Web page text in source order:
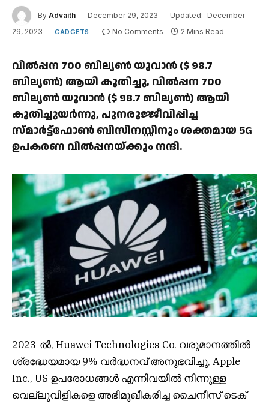
By Advaith December 29, 2023 Updated: December
29, 2023
GADGETS No Comments 2 Mins Read
വിൽപ്പന 700 ബില്യൺ യുവാൻ ($ 98.7
ബില്യൺ) ആയി കുതിച്ചു, വിൽപ്പന 700
ബില്യൺ യുവാൻ ($ 98.7 ബില്യൺ) ആയി
കുതിച്ചുയർന്നു, പുനരുജ്ജീവിപ്പിച്ച
സ്മാർട്ട്‌ഫോൺ ബിസിനസ്സിനും ശക്തമായ 5G
ഉപകരണ വിൽപ്പനയ്ക്കും നന്ദി.
2023-ൽ, Huawei Technologies Co. വരുമാനത്തിൽ
ശ്രദ്ധേയമായ 9% വർദ്ധനവ് അനുഭവിച്ചു, Apple
Inc., US ഉപരോധങ്ങൾ എന്നിവയിൽ നിന്നുള്ള
വെല്ലുവിളികളെ അഭിമുഖീകരിച്ച ചൈനീസ് ടെക്